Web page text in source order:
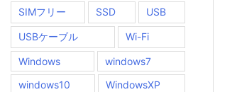
SIMフリー SSD USB
USBケーブル Wi-Fi
Windows
windows7
windows10
WindowsXP